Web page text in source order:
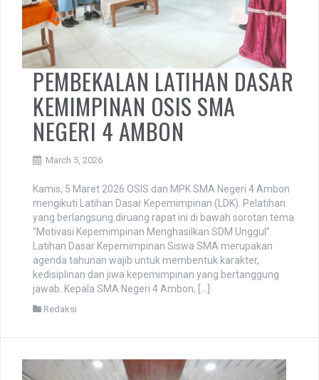
PEMBEKALAN LATIHAN DASAR
KEMIMPINAN OSIS SMA
NEGERI 4 AMBON
March 5, 2026
Kamis, 5 Maret 2026 OSIS dan MPK SMA Negeri 4 Ambon
mengikuti Latihan Dasar Kepemimpinan (LDK). Pelatihan
yang berlangsung diruang rapat ini di bawah sorotan tema
“Motivasi Kepemimpinan Menghasilkan SDM Unggul”.
Latihan Dasar Kepemimpinan Siswa SMA merupakan
agenda tahunan wajib untuk membentuk karakter,
kedisiplinan dan jiwa kepemimpinan yang bertanggung
jawab. Kepala SMA Negeri 4 Ambon, […]
Redaksi